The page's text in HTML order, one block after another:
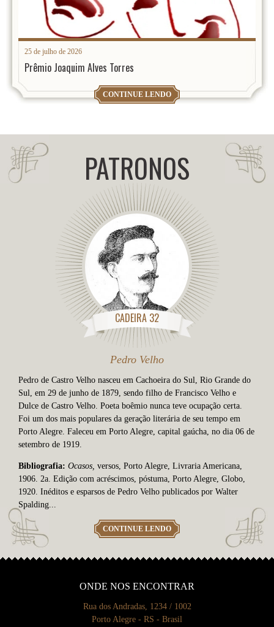
25 de julho de 2026
Prêmio Joaquim Alves Torres
CONTINUE LENDO
PATRONOS
CADEIRA 32
Pedro Velho
Pedro de Castro Velho nasceu em Cachoeira do Sul, Rio Grande do
Sul, em 29 de junho de 1879, sendo filho de Francisco Velho e
Dulce de Castro Velho. Poeta boêmio nunca teve ocupação certa.
Foi um dos mais populares da geração literária de seu tempo em
Porto Alegre. Faleceu em Porto Alegre, capital gaúcha, no dia 06 de
setembro de 1919.
Bibliografia: Ocasos, versos, Porto Alegre, Livraria Americana,
1906. 2a. Edição com acréscimos, póstuma, Porto Alegre, Globo,
1920. Inéditos e esparsos de Pedro Velho publicados por Walter
Spalding...
CONTINUE LENDO
ONDE NOS ENCONTRAR
Rua dos Andradas, 1234 / 1002
Porto Alegre - RS - Brasil